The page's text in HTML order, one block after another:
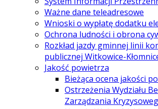
Ważne dane teleadresowe
Wnioski o wypłatę dodatku
Ochrona ludności i obrona
Rozkład jazdy gminnej linii
publicznej Witkowice-
Jakość powietrza
Bieżąca ocena jakości
Ostrzeżenia Wydziału
Zarządzania